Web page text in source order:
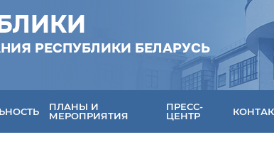
РЕСПУБЛИКИ БЕЛАРУСЬ
ПЛАНЫ И
МЕРОПРИЯТИЯ
ПРЕСС-
ЦЕНТР